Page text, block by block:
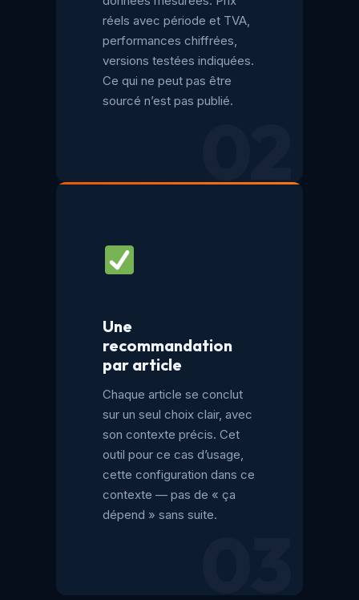
réels avec période et TVA,
performances chiffrées,
versions testées indiquées.
Ce qui ne peut pas être
sourcé n’est pas publié.
Une
recommandation
par article
Chaque article se conclut
sur un seul choix clair, avec
son contexte précis. Cet
outil pour ce cas d’usage,
cette configuration dans ce
contexte — pas de « ça
dépend » sans suite.